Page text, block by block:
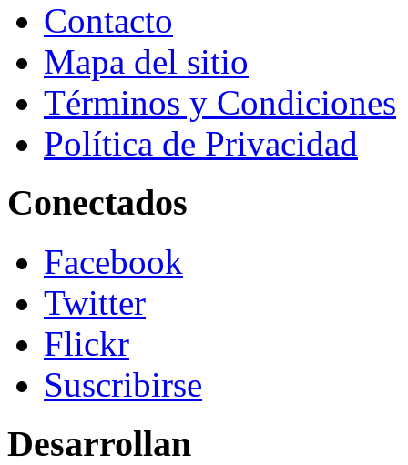
Contacto
Mapa del sitio
Términos y Condiciones
Política de Privacidad
Conectados
Facebook
Twitter
Flickr
Suscribirse
Desarrollan